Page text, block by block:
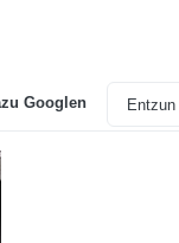
Googlen Entzun